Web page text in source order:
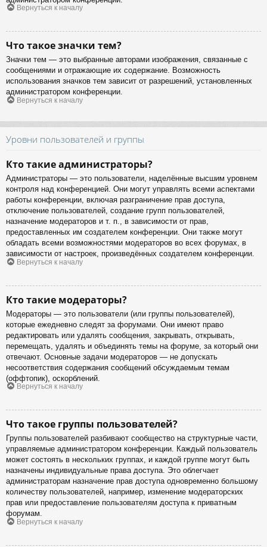
Вернуться к началу
Что такое значки тем?
Значки тем — это выбранные авторами изображения, связанные с
сообщениями и отражающие их содержание. Возможность
использования значков тем зависит от разрешений, установленных
администратором конференции.
Вернуться к началу
Уровни пользователей и группы
Кто такие администраторы?
Администраторы — это пользователи, наделённые высшим уровнем
контроля над конференцией. Они могут управлять всеми аспектами
работы конференции, включая разграничение прав доступа,
отключение пользователей, создание групп пользователей,
назначение модераторов и т. п., в зависимости от прав,
предоставленных им создателем конференции. Они также могут
обладать всеми возможностями модераторов во всех форумах, в
зависимости от настроек, произведённых создателем конференции.
Вернуться к началу
Кто такие модераторы?
Модераторы — это пользователи (или группы пользователей),
которые ежедневно следят за форумами. Они имеют право
редактировать или удалять сообщения, закрывать, открывать,
перемещать, удалять и объединять темы на форуме, за который они
отвечают. Основные задачи модераторов — не допускать
несоответствия содержания сообщений обсуждаемым темам
(оффтопик), оскорблений.
Вернуться к началу
Что такое группы пользователей?
Группы пользователей разбивают сообщество на структурные части,
управляемые администратором конференции. Каждый пользователь
может состоять в нескольких группах, и каждой группе могут быть
назначены индивидуальные права доступа. Это облегчает
администраторам назначение прав доступа одновременно большому
количеству пользователей, например, изменение модераторских
прав или предоставление пользователям доступа к приватным
форумам.
Вернуться к началу